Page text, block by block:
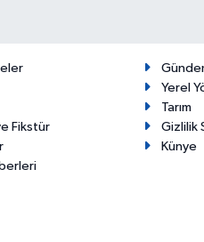
Fikstür
Yerel
Tarım
Gizlilik
Künye